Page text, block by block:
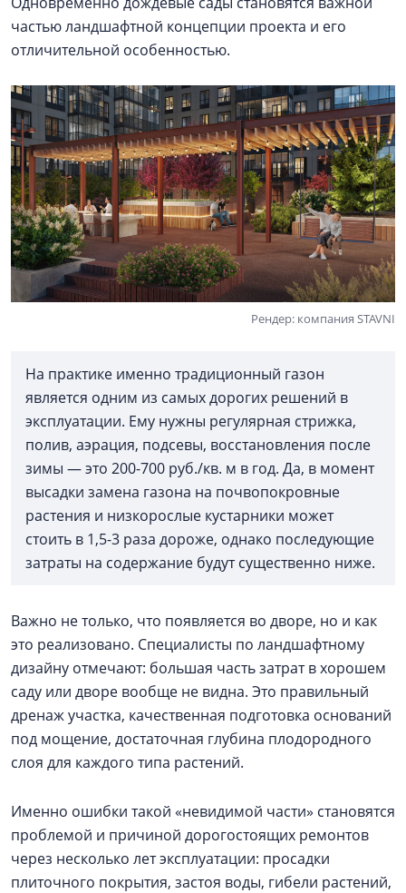
частью ландшафтной концепции проекта и его
отличительной особенностью.
Рендер: компания STAVNI
На практике именно традиционный газон
является одним из самых дорогих решений в
эксплуатации. Ему нужны регулярная стрижка,
полив, аэрация, подсевы, восстановления после
зимы — это 200-700 руб./кв. м в год. Да, в момент
высадки замена газона на почвопокровные
растения и низкорослые кустарники может
стоить в 1,5-3 раза дороже, однако последующие
затраты на содержание будут существенно ниже.
Важно не только, что появляется во дворе, но и как
это реализовано. Специалисты по ландшафтному
дизайну отмечают: большая часть затрат в хорошем
саду или дворе вообще не видна. Это правильный
дренаж участка, качественная подготовка оснований
под мощение, достаточная глубина плодородного
слоя для каждого типа растений.
Именно ошибки такой «невидимой части» становятся
проблемой и причиной дорогостоящих ремонтов
через несколько лет эксплуатации: просадки
плиточного покрытия, застоя воды, гибели растений,